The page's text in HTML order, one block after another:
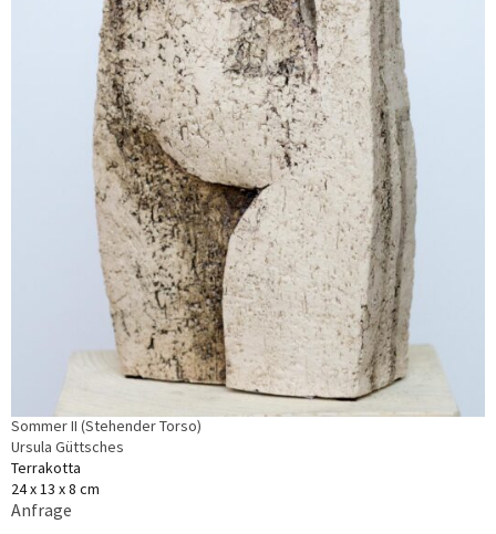
Sommer II (Stehender Torso)
Ursula Güttsches
Terrakotta
24 x 13 x 8 cm
Anfrage